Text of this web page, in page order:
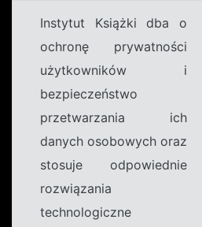
Instytut Książki dba o
ochronę prywatności
użytkowników i
bezpieczeństwo
przetwarzania ich
danych osobowych oraz
stosuje odpowiednie
rozwiązania
technologiczne